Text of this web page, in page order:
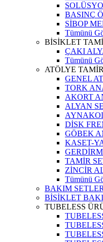
BASINÇ
SİBOP
Tümünü
BİSİKLET
ÇAKI
Tümünü
ATÖLYE
GENEL
TORK
AKORT
ALYAN
DİSK
GÖBEK
KASET-
TAMİR
ZİNCİR
Tümünü
BAKIM
BİSİKLET
TUBELESS